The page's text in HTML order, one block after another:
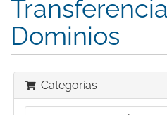
Dominios
Categorías